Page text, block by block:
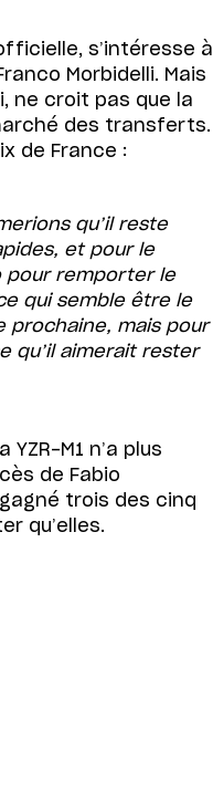
s’intéresse à
Morbidelli. Mais
ne croit pas que la
des transferts.
de France :
qu’il reste
et pour le
pour remporter le
qui semble être le
prochaine, mais pour
qu’il aimerait rester
M1 n’a plus
de Fabio
trois des cinq
qu’elles.